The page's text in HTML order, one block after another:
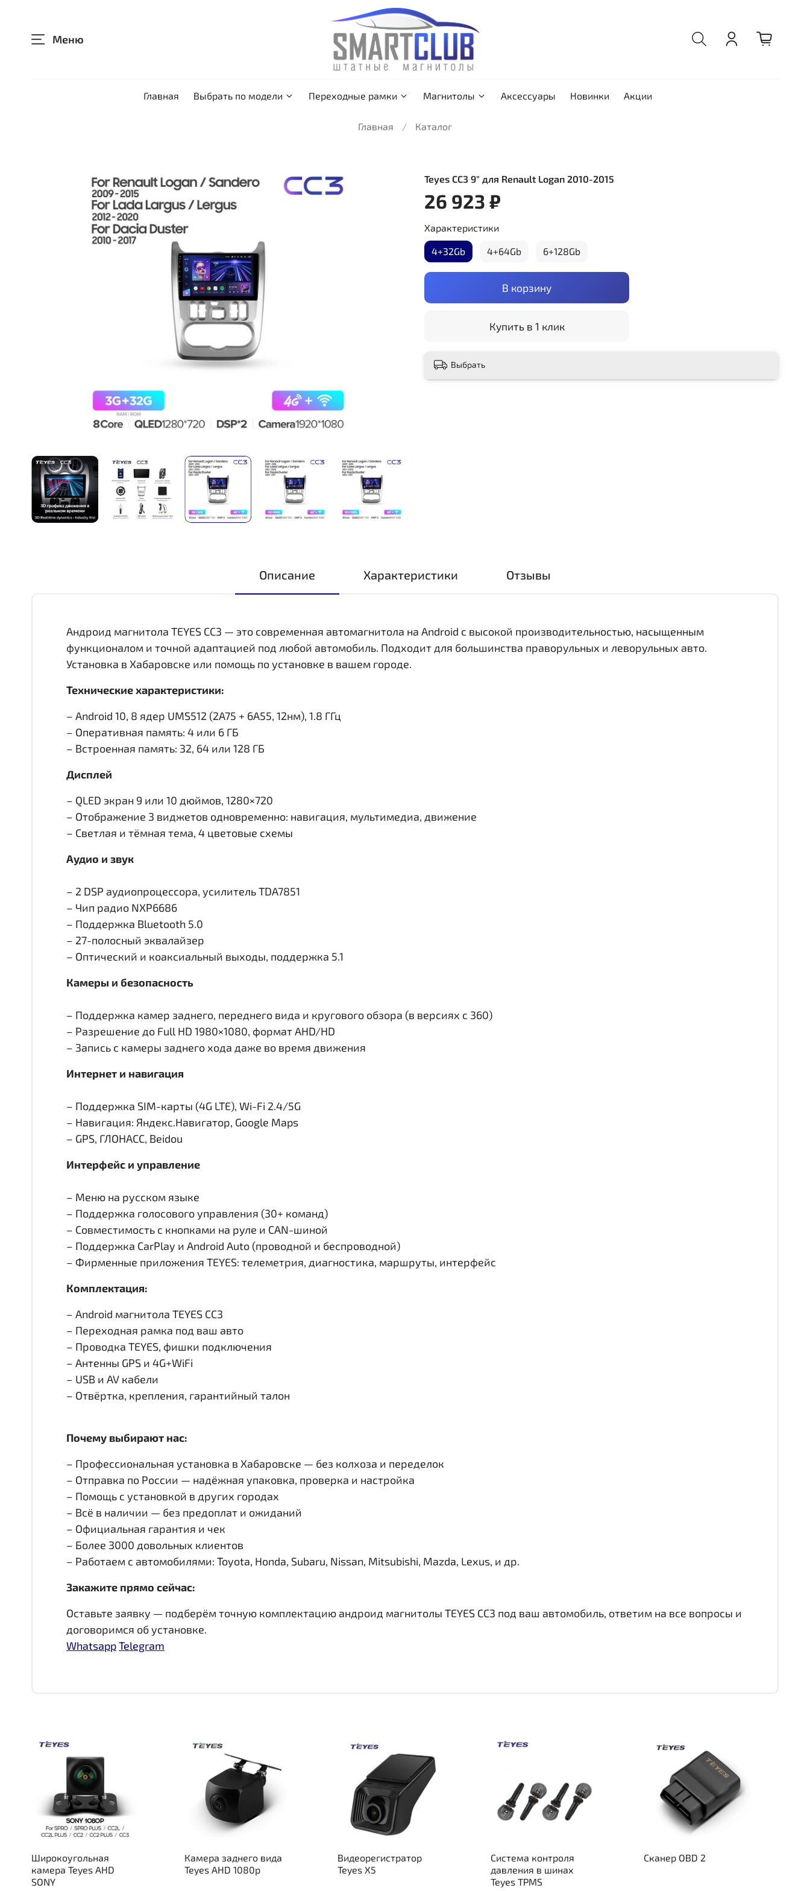
Меню
Главная Выбрать по модели Переходные рамки Магнитолы Аксессуары Новинки Акции
Главная Каталог
Teyes CC3 9" для Renault Logan 2010-2015
26 923 ₽
В корзину
Купить в 1 клик
Характеристики
4+32Gb 4+64Gb 6+128Gb
Выбрать
Описание Характеристики Отзывы
Андроид магнитола TEYES CC3 — это современная автомагнитола на Android с высокой производительностью, насыщенным
функционалом и точной адаптацией под любой автомобиль. Подходит для большинства праворульных и леворульных авто.
Установка в Хабаровске или помощь по установке в вашем городе.
Технические характеристики:
– Android 10, 8 ядер UMS512 (2A75 + 6A55, 12нм), 1.8 ГГц
– Оперативная память: 4 или 6 ГБ
– Встроенная память: 32, 64 или 128 ГБ
Дисплей
– QLED экран 9 или 10 дюймов, 1280×720
– Отображение 3 виджетов одновременно: навигация, мультимедиа, движение
– Светлая и тёмная тема, 4 цветовые схемы
Аудио и звук
– 2 DSP аудиопроцессора, усилитель TDA7851
– Чип радио NXP6686
– Поддержка Bluetooth 5.0
– 27-полосный эквалайзер
– Оптический и коаксиальный выходы, поддержка 5.1
Камеры и безопасность
– Поддержка камер заднего, переднего вида и кругового обзора (в версиях с 360)
– Разрешение до Full HD 1980×1080, формат AHD/HD
– Запись с камеры заднего хода даже во время движения
Интернет и навигация
– Поддержка SIM-карты (4G LTE), Wi-Fi 2.4/5G
– Навигация: Яндекс.Навигатор, Google Maps
– GPS, ГЛОНАСС, Beidou
Интерфейс и управление
– Меню на русском языке
– Поддержка голосового управления (30+ команд)
– Совместимость с кнопками на руле и CAN-шиной
– Поддержка CarPlay и Android Auto (проводной и беспроводной)
– Фирменные приложения TEYES: телеметрия, диагностика, маршруты, интерфейс
Комплектация:
– Android магнитола TEYES CC3
– Переходная рамка под ваш авто
– Проводка TEYES, фишки подключения
– Антенны GPS и 4G+WiFi
– USB и AV кабели
– Отвёртка, крепления, гарантийный талон
Почему выбирают нас:
– Профессиональная установка в Хабаровске — без колхоза и переделок
– Отправка по России — надёжная упаковка, проверка и настройка
– Помощь с установкой в других городах
– Всё в наличии — без предоплат и ожиданий
– Официальная гарантия и чек
– Более 3000 довольных клиентов
– Работаем с автомобилями: Toyota, Honda, Subaru, Nissan, Mitsubishi, Mazda, Lexus, и др.
Закажите прямо сейчас:
Оставьте заявку — подберём точную комплектацию андроид магнитолы TEYES CC3 под ваш автомобиль, ответим на все вопросы и
договоримся об установке.
WhatsappTelegram
Широкоугольная
камера Teyes AHD
SONY
Камера заднего вида
Teyes AHD 1080p
Видеорегистратор
Teyes X5
Система контроля
давления в шинах
Teyes TPMS
Сканер OBD 2